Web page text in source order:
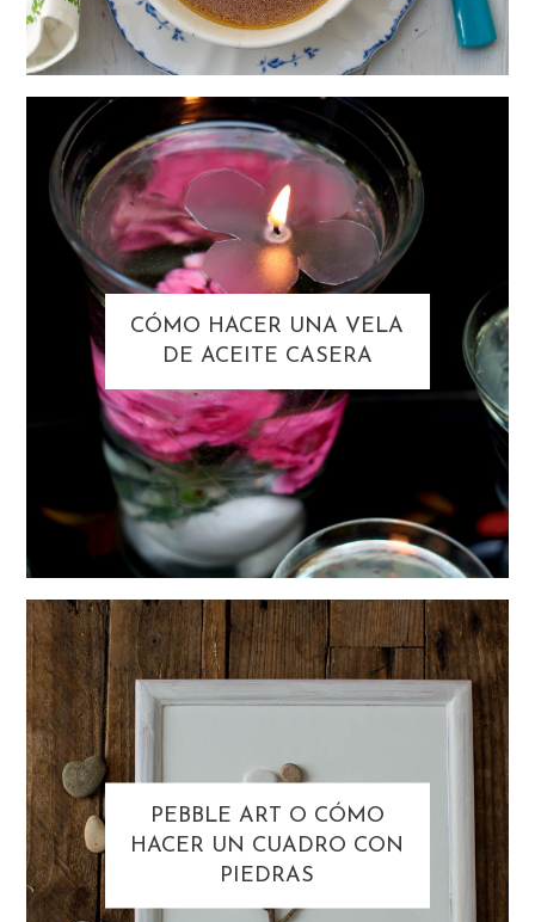
CÓMO HACER UNA VELA
DE ACEITE CASERA
PEBBLE ART O CÓMO
HACER UN CUADRO CON
PIEDRAS